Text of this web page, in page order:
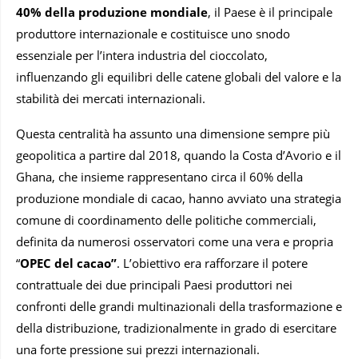
40% della produzione mondiale, il Paese è il principale
produttore internazionale e costituisce uno snodo
essenziale per l’intera industria del cioccolato,
influenzando gli equilibri delle catene globali del valore e la
stabilità dei mercati internazionali.
Questa centralità ha assunto una dimensione sempre più
geopolitica a partire dal 2018, quando la Costa d’Avorio e il
Ghana, che insieme rappresentano circa il 60% della
produzione mondiale di cacao, hanno avviato una strategia
comune di coordinamento delle politiche commerciali,
definita da numerosi osservatori come una vera e propria
“OPEC del cacao”. L’obiettivo era rafforzare il potere
contrattuale dei due principali Paesi produttori nei
confronti delle grandi multinazionali della trasformazione e
della distribuzione, tradizionalmente in grado di esercitare
una forte pressione sui prezzi internazionali.